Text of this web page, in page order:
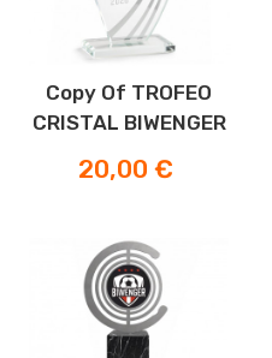
Copy Of TROFEO
CRISTAL BIWENGER
Preis
20,00 €